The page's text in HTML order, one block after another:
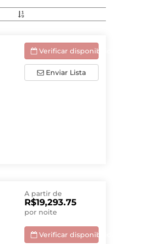
Verificar disponibilidade
Enviar Lista
A partir de
R$19,293.75
por noite
Verificar disponibilidade